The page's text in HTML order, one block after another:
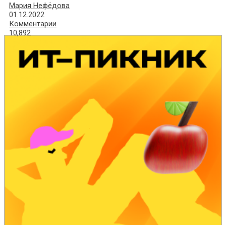
Мария Нефёдова
01.12.2022
Комментарии
10,892